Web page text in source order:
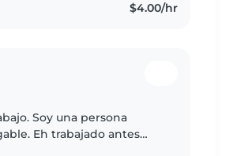
$4.00/hr
Soy una persona
Eh trabajado antes